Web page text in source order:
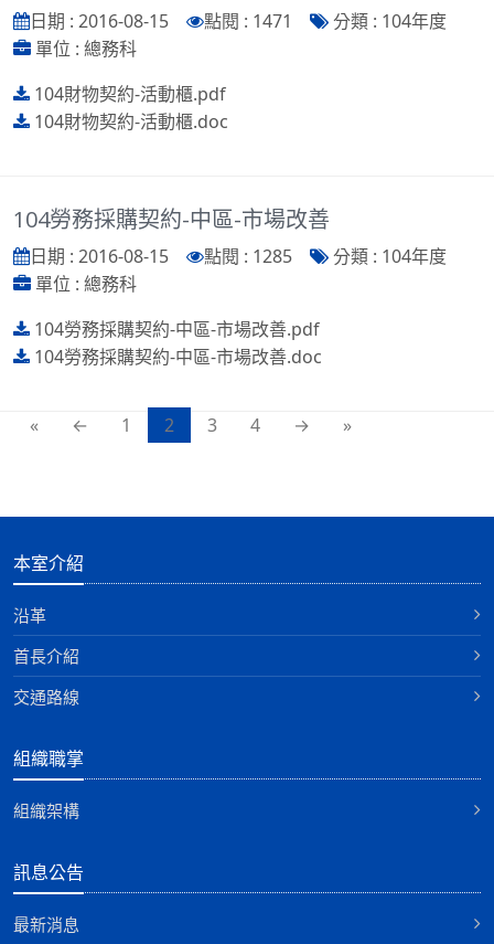
日期 : 2016-08-15 點閱 : 1471
分類 : 104年度
單位 : 總務科
104財物契約-活動櫃.pdf
104財物契約-活動櫃.doc
104勞務採購契約-中區-市場改善
日期 : 2016-08-15 點閱 : 1285
分類 : 104年度
單位 : 總務科
104勞務採購契約-中區-市場改善.pdf
104勞務採購契約-中區-市場改善.doc
« ← 1 2 3 4 → »
本室介紹
沿革
首長介紹
交通路線
組織職掌
組織架構
訊息公告
最新消息